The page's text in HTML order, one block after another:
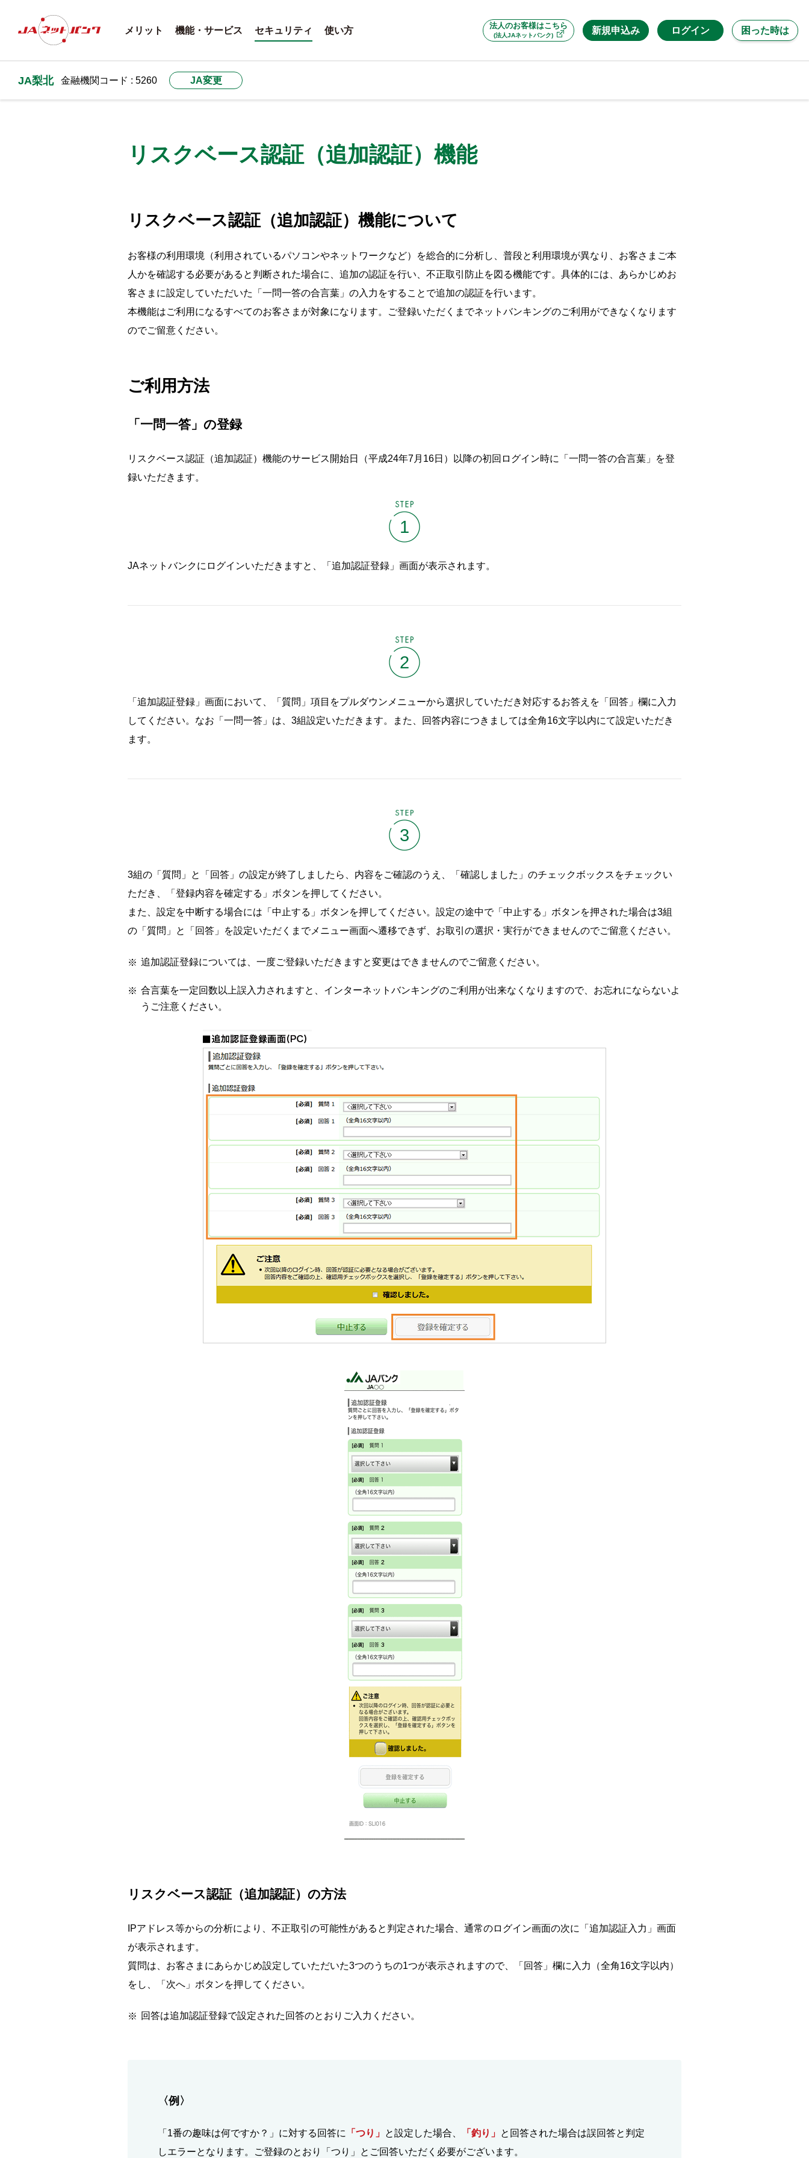
法人のお客様はこちら
(法人JAネットバンク) 新規申込み
メリット 機能・サービス セキュリティ 使い方 ログイン 困った時は
JA梨北 金融機関コード : 5260 JA変更
リスクベース認証（追加認証）機能
リスクベース認証（追加認証）機能について
お客様の利用環境（利用されているパソコンやネットワークなど）を総合的に分析し、普段と利用環境が異なり、お客さまご本
人かを確認する必要があると判断された場合に、追加の認証を行い、不正取引防止を図る機能です。具体的には、あらかじめお
客さまに設定していただいた「一問一答の合言葉」の入力をすることで追加の認証を行います。
本機能はご利用になるすべてのお客さまが対象になります。ご登録いただくまでネットバンキングのご利用ができなくなります
のでご留意ください。
ご利用方法
「一問一答」の登録
リスクベース認証（追加認証）機能のサービス開始日（平成24年7月16日）以降の初回ログイン時に「一問一答の合言葉」を登
録いただきます。
1
JAネットバンクにログインいただきますと、「追加認証登録」画面が表示されます。
2
「追加認証登録」画面において、「質問」項目をプルダウンメニューから選択していただき対応するお答えを「回答」欄に入力
してください。なお「一問一答」は、3組設定いただきます。また、回答内容につきましては全角16文字以内にて設定いただき
ます。
3
3組の「質問」と「回答」の設定が終了しましたら、内容をご確認のうえ、「確認しました」のチェックボックスをチェックい
ただき、「登録内容を確定する」ボタンを押してください。
また、設定を中断する場合には「中止する」ボタンを押してください。設定の途中で「中止する」ボタンを押された場合は3組
の「質問」と「回答」を設定いただくまでメニュー画面へ遷移できず、お取引の選択・実行ができませんのでご留意ください。
追加認証登録については、一度ご登録いただきますと変更はできませんのでご留意ください。
合言葉を一定回数以上誤入力されますと、インターネットバンキングのご利用が出来なくなりますので、お忘れにならないよ
うご注意ください。
リスクベース認証（追加認証）の方法
IPアドレス等からの分析により、不正取引の可能性があると判定された場合、通常のログイン画面の次に「追加認証入力」画面
が表示されます。
質問は、お客さまにあらかじめ設定していただいた3つのうちの1つが表示されますので、「回答」欄に入力（全角16文字以内）
をし、「次へ」ボタンを押してください。
回答は追加認証登録で設定された回答のとおりご入力ください。
〈例〉
「1番の趣味は何ですか？」に対する回答に 「つり」 と設定した場合、 「釣り」 と回答された場合は誤回答と判定
しエラーとなります。ご登録のとおり「つり」とご回答いただく必要がございます。